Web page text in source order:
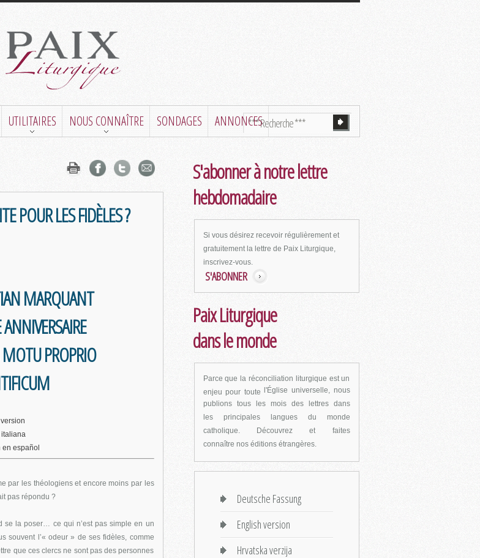
UTILITAIRES NOUS CONNAÎTRE SONDAGES ANNONCES
POUR LES FIDÈLES ?
MARQUANT
PROPRIO
español
par les théologiens et encore moins par les
pas répondu ?
se la poser… ce qui n’est pas simple en un
souvent l’« odeur » de ses fidèles, comme
que ces clercs ne sont pas des personnes
S'abonner à notre lettre
hebdomadaire
Si vous désirez recevoir régulièrement et
gratuitement la lettre de Paix Liturgique,
inscrivez-vous.
S'ABONNER
Paix Liturgique
dans le monde
Parce que la réconciliation liturgique est un
enjeu pour toutel'Église universelle, nous
publions tous les mois des lettres dans
les principales langues du monde
catholique. Découvrez et faites
connaître nos éditions étrangères.
Deutsche Fassung
English version
Hrvatska verzija